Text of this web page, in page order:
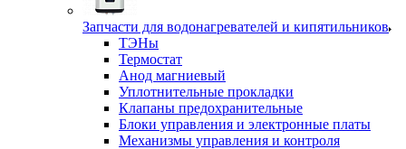
Запчасти для водонагревателей и кипятильников
ТЭНы
Термостат
Анод магниевый
Уплотнительные прокладки
Клапаны предохранительные
Блоки управления и электронные платы
Механизмы управления и контроля